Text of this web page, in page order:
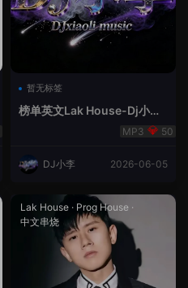
暂无标签
榜单英文Lak House-Dj小李
50
DJ小李 2026-06-05
Lak House · Prog House ·
中文串烧